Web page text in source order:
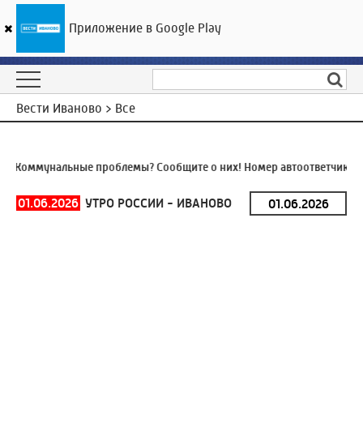
ГТРК «Ивтелерадио»
Вести Иваново > Все
Коммунальные проблемы? Сообщите о них! Номер автоответчика:
01.06.2026 УТРО РОССИИ - ИВАНОВО
Приложение в Google Play